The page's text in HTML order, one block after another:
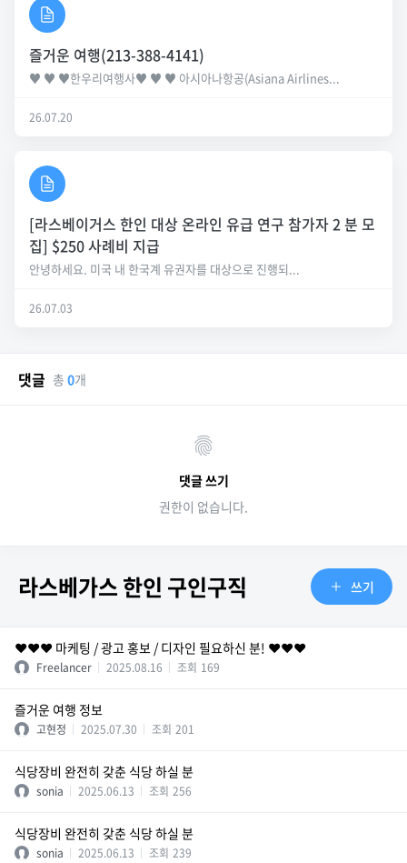
즐거운 여행(213-388-4141)
♥ ♥ ♥한우리여행사♥ ♥ ♥ 아시아나항공(Asiana Airlines...
26.07.20
[라스베이거스 한인 대상 온라인 유급 연구 참가자 2 분 모
집] $250 사례비 지급
안녕하세요. 미국 내 한국계 유권자를 대상으로 진행되...
26.07.03
댓글 총 0개
댓글 쓰기
권한이 없습니다.
라스베가스 한인 구인구직 쓰기
❤️❤️❤️ 마케팅 / 광고 홍보 / 디자인 필요하신 분! ❤️❤️❤️
Freelancer 2025.08.16 조회 169
즐거운 여행 정보
고현정 2025.07.30 조회 201
식당장비 완전히 갖춘 식당 하실 분
sonia 2025.06.13 조회 256
식당장비 완전히 갖춘 식당 하실 분
sonia 2025.06.13 조회 239